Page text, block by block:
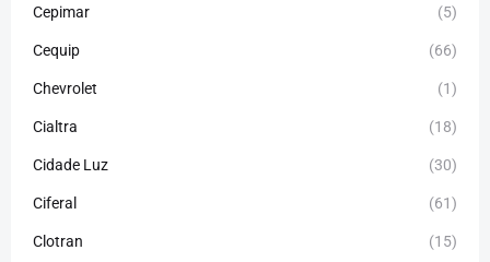
Cepimar (5)
Cequip (66)
Chevrolet (1)
Cialtra (18)
Cidade Luz (30)
Ciferal (61)
Clotran (15)